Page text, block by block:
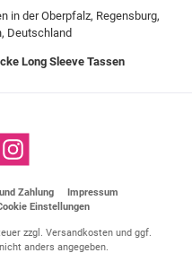
in der Oberpfalz, Regensburg,
Deutschland
Long Sleeve Tassen
Zahlung
Impressum
Einstellungen
zzgl. Versandkostenund ggf.
anders angegeben.